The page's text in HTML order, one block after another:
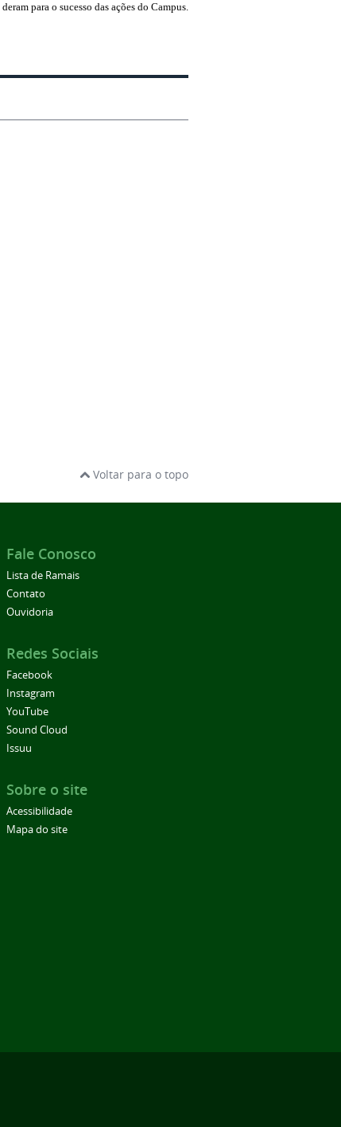
para o sucesso das ações do Campus.
Voltar para o topo
Fale Conosco
Lista de Ramais
Contato
Ouvidoria
Redes Sociais
Facebook
Instagram
YouTube
Sound Cloud
Issuu
Sobre o site
Acessibilidade
Mapa do site